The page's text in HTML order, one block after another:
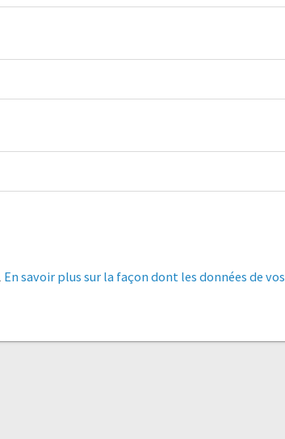
En savoir plus sur la façon dont les données de vos